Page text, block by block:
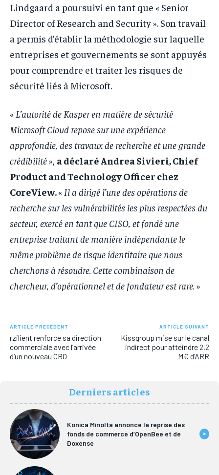
Derniers articles
Konica Minolta annonce la reprise des
fonds de commerce d’OpenBee et de
Doxense
➤
Lindgaard a poursuivi en tant que « Senior
Director of Research and Security ». Son travail
a permis d’établir la méthodologie sur laquelle
entreprises et gouvernements se sont appuyés
pour comprendre et traiter les risques de
sécurité liés à Microsoft.
« L’autorité de Kasper en matière de sécurité
Microsoft Cloud repose sur une expérience
approfondie, des travaux de recherche et une grande
crédibilité», a déclaré Andrea Sivieri, Chief
Product and Technology Officer chez
CoreView.« Il a dirigé l’une des opérations de
recherche sur les vulnérabilités les plus respectées du
secteur, exercé en tant que CISO, et fondé une
entreprise traitant de manière indépendante le
même problème de risque identitaire que nous
cherchons à résoudre. Cette combinaison de
chercheur, d’opérationnel et de fondateur est rare. »
ARTICLE PRÉCÉDENT
rzilient renforce sa direction
commerciale avec l’arrivée
d’un nouveau CRO
ARTICLE SUIVANT
Kissgroup mise sur le canal
indirect pour atteindre 2,2
M€ d’ARR